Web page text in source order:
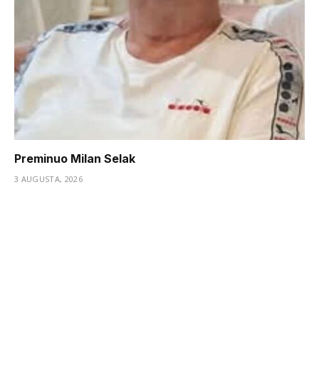
Preminuo Milan Selak
3 AUGUSTA, 2026